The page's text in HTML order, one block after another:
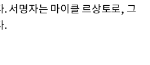
. 서명자는 마이클 르상토로, 그
.